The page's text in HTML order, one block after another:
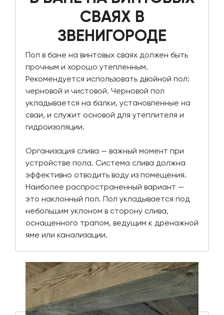
СВАЯХ В
ЗВЕНИГОРОДЕ
Пол в бане на винтовых сваях должен быть
прочным и хорошо утепленным.
Рекомендуется использовать двойной пол:
черновой и чистовой. Черновой пол
укладывается на балки, установленные на
сваи, и служит основой для утеплителя и
гидроизоляции.
Организация слива — важный момент при
устройстве пола. Система слива должна
эффективно отводить воду из помещения.
Наиболее распространенный вариант —
это наклонный пол. Пол укладывается под
небольшим уклоном в сторону слива,
оснащенного трапом, ведущим к дренажной
яме или канализации.